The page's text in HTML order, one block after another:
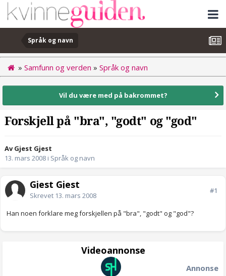
Språk og navn
» Samfunn og verden » Språk og navn
Vil du være med på bakrommet?
Forskjell på "bra", "godt" og "god"
Av Gjest Gjest
13. mars 2008 i Språk og navn
Gjest Gjest
Skrevet 13. mars 2008
#1
Han noen forklare meg forskjellen på "bra", "godt" og "god"?
Videoannonse
Annonse